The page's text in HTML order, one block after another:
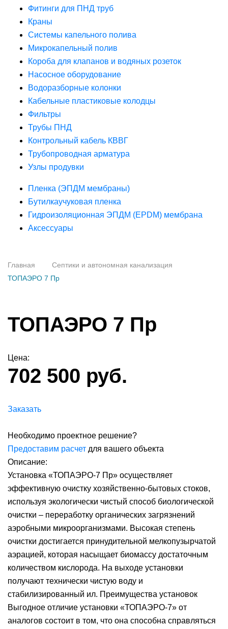
Фитинги для ПНД труб
Краны
Системы капельного полива
Микрокапельный полив
Короба для клапанов и водяных розеток
Насосное оборудование
Водоразборные колонки
Кабельные пластиковые колодцы
Фильтры
Трубы ПНД
Контрольный кабель КВВГ
Трубопроводная арматура
Узлы продувки
Пленка (ЭПДМ мембраны)
Бутилкаучуковая пленка
Гидроизоляционная ЭПДМ (EPDM) мембрана
Аксессуары
Главная
Септики и автономная канализация
ТОПАЭРО 7 Пр
ТОПАЭРО 7 Пр
Цена:
702 500 руб.
Заказать
Необходимо проектное решение?
Предоставим расчет для вашего объекта
Описание:
Установка «ТОПАЭРО-7 Пр» осуществляет
эффективную очистку хозяйственно-бытовых стоков,
используя экологически чистый способ биологической
очистки – переработку органических загрязнений
аэробными микроорганизмами. Высокая степень
очистки достигается принудительной мелкопузырчатой
аэрацией, которая насыщает биомассу достаточным
количеством кислорода. На выходе установки
получают технически чистую воду и
стабилизированный ил. Преимущества установок
Выгодное отличие установки «ТОПАЭРО-7» от
аналогов состоит в том, что она способна справляться